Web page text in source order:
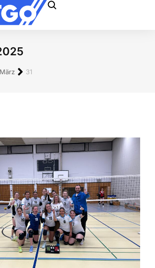
hier:
März 31